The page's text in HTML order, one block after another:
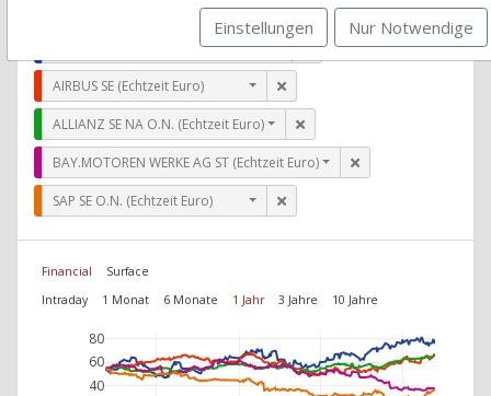
Triumph Financial Inc (Echtzeit USD)
AIRBUS SE (Echtzeit Euro)
ALLIANZ SE NA O.N. (Echtzeit Euro)
BAY.MOTOREN WERKE AG ST (Echtzeit Euro)
SAP SE O.N. (Echtzeit Euro)
Financial
Surface
Intraday
1 Monat 6 Monate 1 Jahr 3 Jahre 10 Jahre
40
60
80
Einstellungen Nur Notwendige